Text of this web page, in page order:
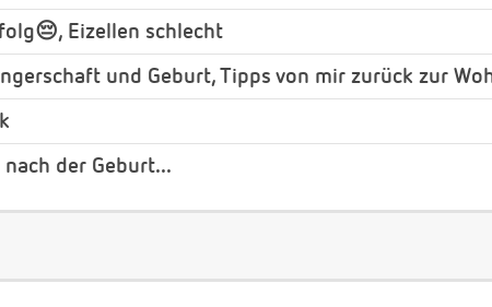
Eizellen schlecht
und Geburt, Tipps von mir zurück zur
der Geburt...